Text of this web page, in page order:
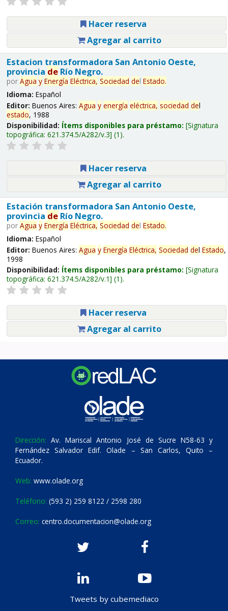
Hacer reserva
Agregar al carrito
Estacion transformadora San Antonio Oeste,
provincia deRío Negro.
por Agua y Energía Eléctrica, Sociedad del Estado.
Idioma: Español
Editor: Buenos Aires: Agua y energía eléctrica, sociedad del
estado, 1988
Disponibilidad: Ítems disponibles para préstamo: Signatura
topográfica: 621.374.5/A282/v.3 (1).
Hacer reserva
Agregar al carrito
Estación transformadora San Antonio Oeste,
provincia deRío Negro.
por Agua y Energía Eléctrica, Sociedad del Estado.
Idioma: Español
Editor: Buenos Aires: Agua y Energía Eléctrica, Sociedad del Estado,
1998
Disponibilidad: Ítems disponibles para préstamo: Signatura
topográfica: 621.374.5/A282/v.1 (1).
Hacer reserva
Agregar al carrito
Dirección: Av. Mariscal Antonio José de Sucre N58-63 y
Fernández Salvador Edif. Olade – San Carlos, Quito –
Ecuador.
Web: www.olade.org
Teléfono: (593 2) 259 8122 / 2598 280
Correo: centro.documentacion@olade.org
Tweets by cubemediaco